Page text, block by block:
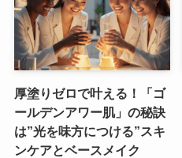
厚塗りゼロで叶える！「ゴ
ールデンアワー肌」の秘訣
は”光を味方につける”スキ
ンケアとベースメイク